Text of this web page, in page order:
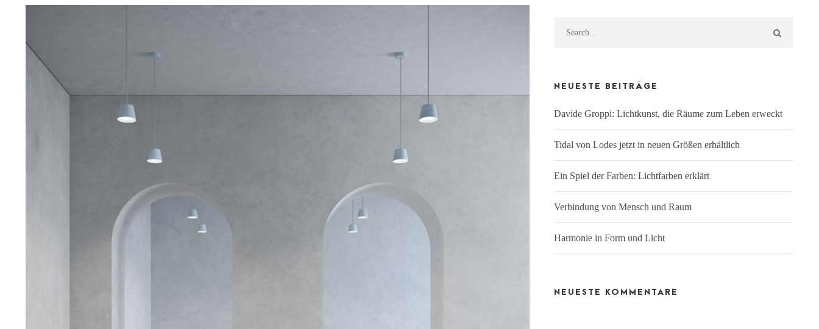
NEUESTE BEITRÄGE
Davide Groppi: Lichtkunst, die Räume zum Leben erweckt
Tidal von Lodes jetzt in neuen Größen erhältlich
Ein Spiel der Farben: Lichtfarben erklärt
Verbindung von Mensch und Raum
Harmonie in Form und Licht
NEUESTE KOMMENTARE